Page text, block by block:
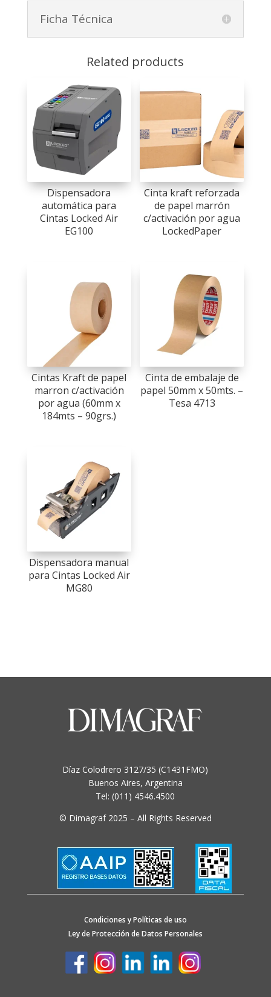
Ficha Técnica
Related products
Dispensadora
automática para
Cintas Locked Air
EG100
Cinta kraft reforzada
de papel marrón
c/activación por agua
LockedPaper
Cintas Kraft de papel
marron c/activación
por agua (60mm x
184mts – 90grs.)
Cinta de embalaje de
papel 50mm x 50mts. –
Tesa 4713
Dispensadora manual
para Cintas Locked Air
MG80
Díaz Colodrero 3127/35 (C1431FMO)
Buenos Aires, Argentina
Tel: (011) 4546.4500
© Dimagraf 2025 – All Rights Reserved
Condiciones y Políticas de uso
Ley de Protección de Datos Personales